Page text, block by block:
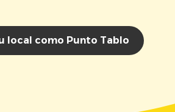
local como Punto Tablo